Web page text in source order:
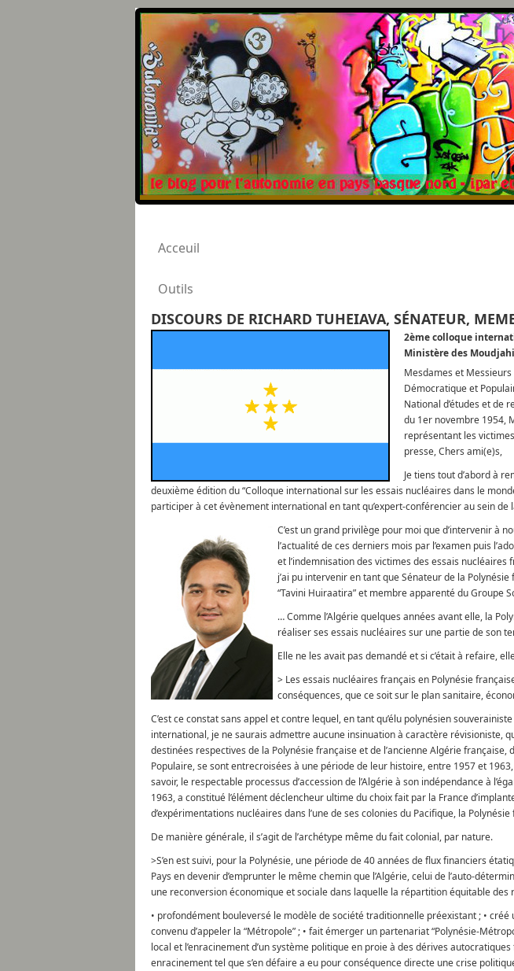
Acceuil
Outils
DISCOURS DE RICHARD TUHEIAVA, SÉNATEUR,
2ème colloque
Ministère des
Mesdames et
Démocratique et
National d’études et de
du 1er novembre 1954,
représentant les
presse, Chers ami(e)s,
Je tiens tout d’abord à
deuxième édition du “Colloque international sur les essais nucléaires dans le
participer à cet évènement international en tant qu’expert-conférencier au sein de
C’est un grand privilège pour moi que d’intervenir à
l’actualité de ces derniers mois par l’examen puis
et l’indemnisation des victimes des essais
j’ai pu intervenir en tant que Sénateur de la
“Tavini Huiraatira” et membre apparenté du Groupe
… Comme l’Algérie quelques années avant elle, la
réaliser ses essais nucléaires sur une partie de son
Elle ne les avait pas demandé et si c’était à refaire,
> Les essais nucléaires français en Polynésie
conséquences, que ce soit sur le plan sanitaire,
C’est ce constat sans appel et contre lequel, en tant qu’élu polynésien
international, je ne saurais admettre aucune insinuation à caractère révisioniste,
destinées respectives de la Polynésie française et de l’ancienne Algérie
Populaire, se sont entrecroisées à une période de leur histoire, entre 1957 et 1963,
savoir, le respectable processus d’accession de l’Algérie à son indépendance à
1963, a constitué l’élément déclencheur ultime du choix fait par la France
d’expérimentations nucléaires dans l’une de ses colonies du Pacifique, la
De manière générale, il s’agit de l’archétype même du fait colonial, par nature.
>S’en est suivi, pour la Polynésie, une période de 40 années de flux financiers
Pays en devenir d’emprunter le même chemin que l’Algérie, celui de l’auto-
une reconversion économique et sociale dans laquelle la répartition équitable des
• profondément bouleversé le modèle de société traditionnelle préexistant ; • créé
convenu d’appeler la “Métropole” ; • fait émerger un partenariat “Polynésie-
local et l’enracinement d’un système politique en proie à des dérives
enracinement tel que s’en défaire a eu pour conséquence directe une crise